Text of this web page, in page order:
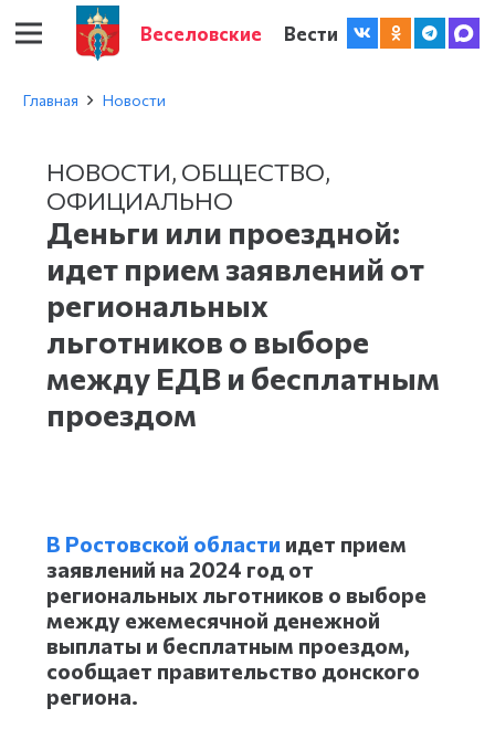
Веселовские Вести
Главная Новости
НОВОСТИ, ОБЩЕСТВО,
ОФИЦИАЛЬНО
Деньги или проездной:
идет прием заявлений от
региональных
льготников о выборе
между ЕДВ и бесплатным
проездом
В Ростовской области идет прием
заявлений на 2024 год от
региональных льготников о выборе
между ежемесячной денежной
выплаты и бесплатным проездом,
сообщает правительство донского
региона.